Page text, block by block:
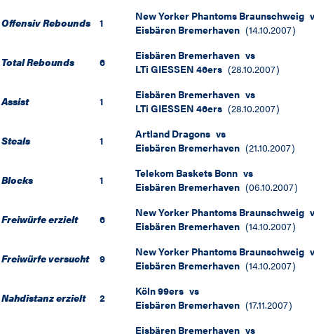
Offensiv Rebounds 1 New Yorker Phantoms Braunschweig
Eisbären Bremerhaven (14.10.2007)
Total Rebounds 6 Eisbären Bremerhaven vs
LTi GIESSEN 46ers (28.10.2007)
Assist 1 Eisbären Bremerhaven vs
LTi GIESSEN 46ers (28.10.2007)
Steals 1 Artland Dragons vs
Eisbären Bremerhaven (21.10.2007)
Blocks 1 Telekom Baskets Bonn vs
Eisbären Bremerhaven (06.10.2007)
Freiwürfe erzielt 6 New Yorker Phantoms Braunschweig
Eisbären Bremerhaven (14.10.2007)
Freiwürfe versucht 9 New Yorker Phantoms Braunschweig
Eisbären Bremerhaven (14.10.2007)
Nahdistanz erzielt 2 Köln 99ers vs
Eisbären Bremerhaven (17.11.2007)
Eisbären Bremerhaven vs